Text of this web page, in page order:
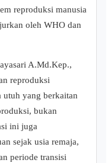
reproduksi manusia
oleh WHO dan
A.Md.Kep.,
reproduksi
utuh yang berkaitan
bukan
ini juga
sejak usia remaja,
periode transisi